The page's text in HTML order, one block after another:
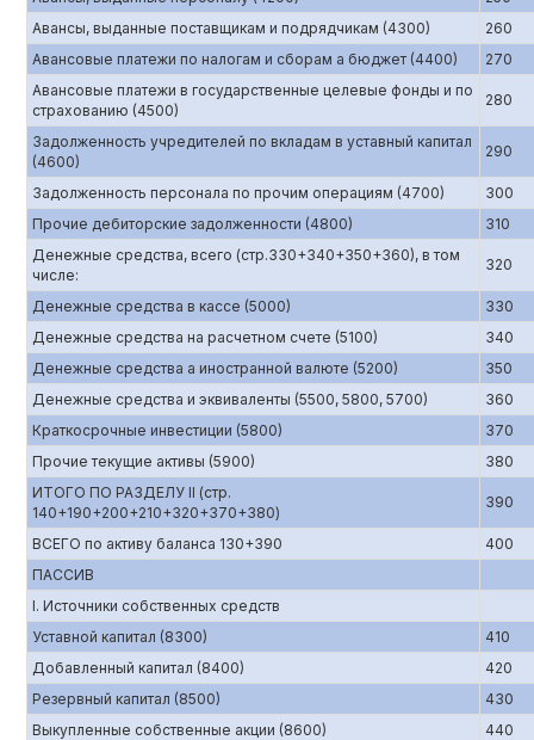
Авансы, выданные поставщикам и подрядчикам (4300)
260
Авансовые платежи по налогам и сборам а бюджет (4400)
270
Авансовые платежи в государственные целевые фонды и по
страхованию (4500)
280
Задолженность учредителей по вкладам в уставный капитал
(4600)
290
Задолженность персонала по прочим операциям (4700)
300
Прочие дебиторские задолженности (4800)
310
Денежные средства, всего (стр.330+340+350+360), в том
числе:
320
Денежные средства в кассе (5000)
330
Денежные средства на расчетном счете (5100)
340
Денежные средства а иностранной валюте (5200)
350
Денежные средства и эквиваленты (5500, 5800, 5700)
360
Краткосрочные инвестиции (5800)
370
Прочие текущие активы (5900)
380
ИТОГО ПО РАЗДЕЛУ II (стр.
140+190+200+210+320+370+380)
390
ВСЕГО по активу баланса 130+390
400
ПАССИВ
I. Источники собственных средств
Уставной капитал (8300)
410
Добавленный капитал (8400)
420
Резервный капитал (8500)
430
Выкупленные собственные акции (8600)
440